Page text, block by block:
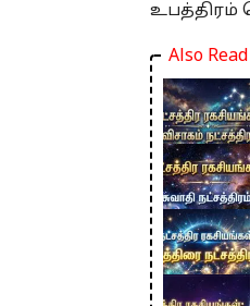
உபத்திரம்
Also Read